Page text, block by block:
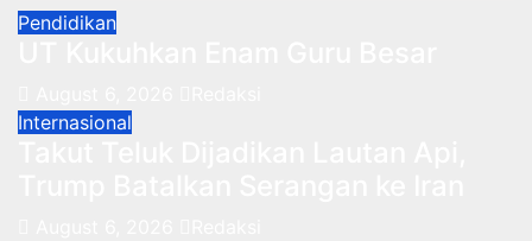
Pendidikan
Internasional